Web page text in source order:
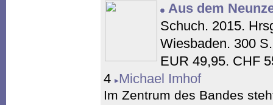
Aus dem
Schuch. 2015.
Wiesbaden. 300
EUR 49,95. CHF
4 Michael Imhof
Im Zentrum des Bandes